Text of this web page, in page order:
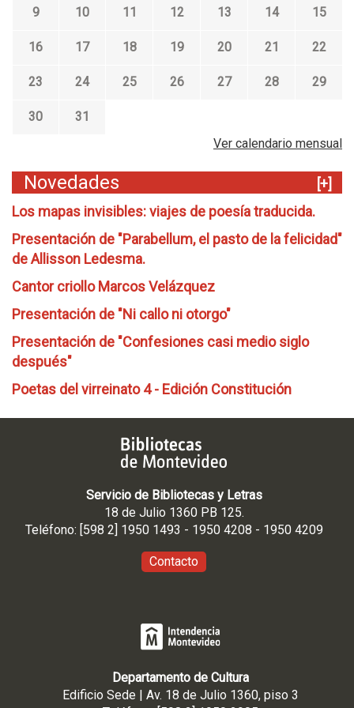
9 10 11 12 13 14 15
16 17 18 19 20 21 22
23 24 25 26 27 28 29
30
31
Ver calendario mensual
Novedades
[+]
Los mapas invisibles: viajes de poesía traducida.
Presentación de "Parabellum, el pasto de la felicidad"
de Allisson Ledesma.
Cantor criollo Marcos Velázquez
Presentación de "Ni callo ni otorgo"
Presentación de "Confesiones casi medio siglo
después"
Poetas del virreinato 4 - Edición Constitución
Servicio de Bibliotecas y Letras
18 de Julio 1360 PB 125.
Teléfono: [598 2] 1950 1493 - 1950 4208 - 1950 4209
Contacto
Departamento de Cultura
Edificio Sede | Av. 18 de Julio 1360, piso 3